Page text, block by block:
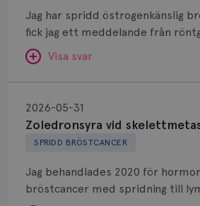
Jag har spridd östrogenkänslig
fick jag ett meddelande från
sjukhus i Jönköping om att jag
årlig mammografi. Jag är helt
känts som en pålitlig årlig
bröstcancer ha någon form av
sjukvården?
Visa svar
SVAR:
Hej. Vi brukar inte göra
patienter som har spridd
med andra röntgenmetoder.
mammografi är då inte lika
SPRIDD BRÖSTCANCER
Zoledronsyra vid
2026-05-31
Jag behandlades 2020 för
bröstcancer med spridning till
skelettmetastaser